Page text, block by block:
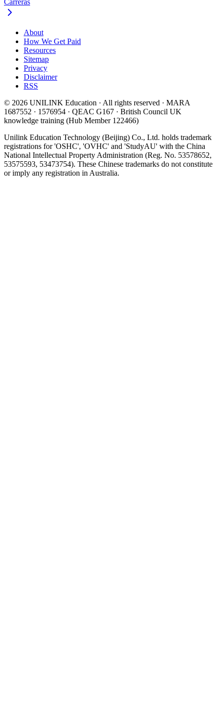
Carreras
About
How We Get Paid
Resources
Sitemap
Privacy
Disclaimer
RSS
© 2026 UNILINK Education · All rights reserved · MARA
1687552 · 1576954 · QEAC G167 · British Council UK
knowledge training (Hub Member 122466)
Unilink Education Technology (Beijing) Co., Ltd. holds trademark
registrations for 'OSHC', 'OVHC' and 'StudyAU' with the China
National Intellectual Property Administration (Reg. No. 53578652,
53575593, 53473754). These Chinese trademarks do not constitute
or imply any registration in Australia.